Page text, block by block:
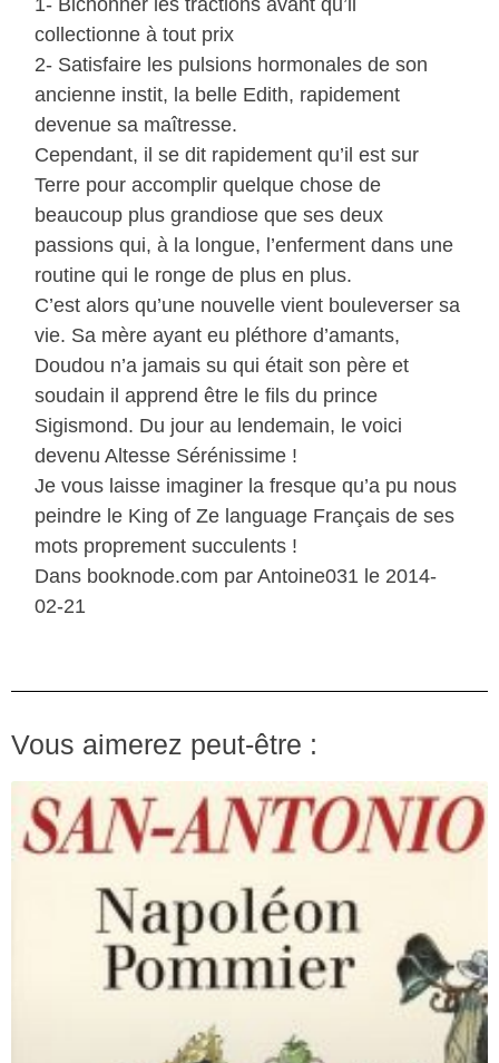
collectionne à tout prix
2- Satisfaire les pulsions hormonales de son
ancienne instit, la belle Edith, rapidement
devenue sa maîtresse.
Cependant, il se dit rapidement qu’il est sur
Terre pour accomplir quelque chose de
beaucoup plus grandiose que ses deux
passions qui, à la longue, l’enferment dans une
routine qui le ronge de plus en plus.
C’est alors qu’une nouvelle vient bouleverser sa
vie. Sa mère ayant eu pléthore d’amants,
Doudou n’a jamais su qui était son père et
soudain il apprend être le fils du prince
Sigismond. Du jour au lendemain, le voici
devenu Altesse Sérénissime !
Je vous laisse imaginer la fresque qu’a pu nous
peindre le King of Ze language Français de ses
mots proprement succulents !
Dans booknode.com par Antoine031 le 2014-
02-21
Vous aimerez peut-être :